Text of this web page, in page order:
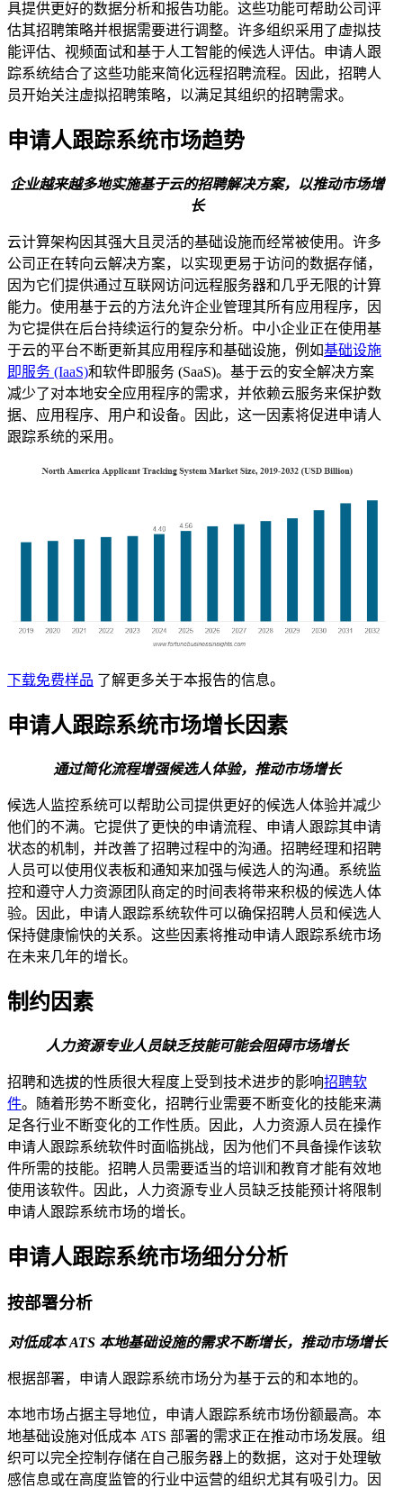
具提供更好的数据分析和报告功能。这些功能可帮助公司评
估其招聘策略并根据需要进行调整。许多组织采用了虚拟技
能评估、视频面试和基于人工智能的候选人评估。申请人跟
踪系统结合了这些功能来简化远程招聘流程。因此，招聘人
员开始关注虚拟招聘策略，以满足其组织的招聘需求。
申请人跟踪系统市场趋势
企业越来越多地实施基于云的招聘解决方案，以推动市场增
长
云计算架构因其强大且灵活的基础设施而经常被使用。许多
公司正在转向云解决方案，以实现更易于访问的数据存储，
因为它们提供通过互联网访问远程服务器和几乎无限的计算
能力。使用基于云的方法允许企业管理其所有应用程序，因
为它提供在后台持续运行的复杂分析。中小企业正在使用基
于云的平台不断更新其应用程序和基础设施，例如基础设施
即服务 (IaaS)和软件即服务 (SaaS)。基于云的安全解决方案
减少了对本地安全应用程序的需求，并依赖云服务来保护数
据、应用程序、用户和设备。因此，这一因素将促进申请人
跟踪系统的采用。
下载免费样品 了解更多关于本报告的信息。
申请人跟踪系统市场增长因素
通过简化流程增强候选人体验，推动市场增长
候选人监控系统可以帮助公司提供更好的候选人体验并减少
他们的不满。它提供了更快的申请流程、申请人跟踪其申请
状态的机制，并改善了招聘过程中的沟通。招聘经理和招聘
人员可以使用仪表板和通知来加强与候选人的沟通。系统监
控和遵守人力资源团队商定的时间表将带来积极的候选人体
验。因此，申请人跟踪系统软件可以确保招聘人员和候选人
保持健康愉快的关系。这些因素将推动申请人跟踪系统市场
在未来几年的增长。
制约因素
人力资源专业人员缺乏技能可能会阻碍市场增长
招聘和选拔的性质很大程度上受到技术进步的影响招聘软
件。随着形势不断变化，招聘行业需要不断变化的技能来满
足各行业不断变化的工作性质。因此，人力资源人员在操作
申请人跟踪系统软件时面临挑战，因为他们不具备操作该软
件所需的技能。招聘人员需要适当的培训和教育才能有效地
使用该软件。因此，人力资源专业人员缺乏技能预计将限制
申请人跟踪系统市场的增长。
申请人跟踪系统市场细分分析
按部署分析
对低成本 ATS 本地基础设施的需求不断增长，推动市场增长
根据部署，申请人跟踪系统市场分为基于云的和本地的。
本地市场占据主导地位，申请人跟踪系统市场份额最高。本
地基础设施对低成本 ATS 部署的需求正在推动市场发展。组
织可以完全控制存储在自己服务器上的数据，这对于处理敏
感信息或在高度监管的行业中运营的组织尤其有吸引力。因